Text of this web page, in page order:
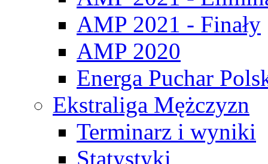
AMP 2021 - Finały
AMP 2020
Energa Puchar
Ekstraliga Mężczyzn
Terminarz i wyniki
Statystyki